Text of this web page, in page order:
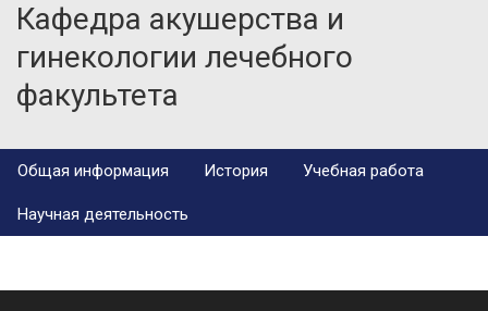
Кафедра акушерства и
гинекологии лечебного
факультета
Общая информация История Учебная работа
Научная деятельность